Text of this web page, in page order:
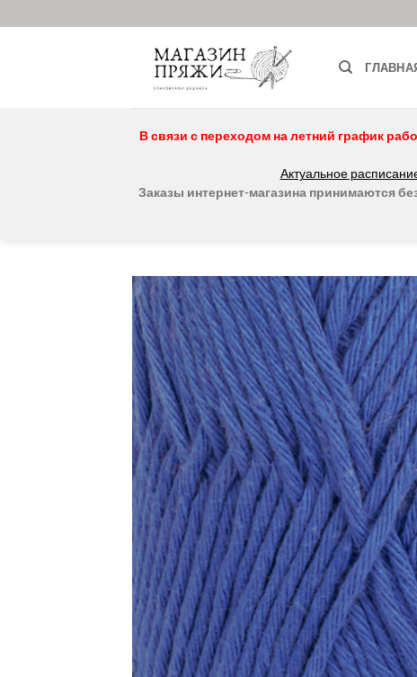
to
В связи с переходом на летний график
Актуальное
Заказы интернет-магазина принимаются